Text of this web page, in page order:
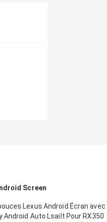
Screen
Lexus Android Écran avec
Android Auto Lsailt Pour RX350